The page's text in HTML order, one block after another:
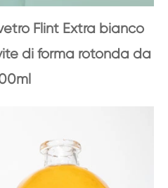
Flint Extra bianco
di forma rotonda da